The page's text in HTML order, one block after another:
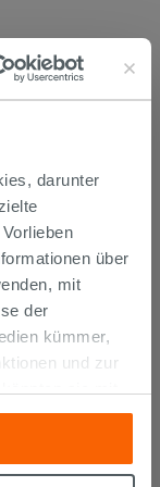
darunter
über
mit
der
kümmer,
und zur
haben oder
mehr wissen